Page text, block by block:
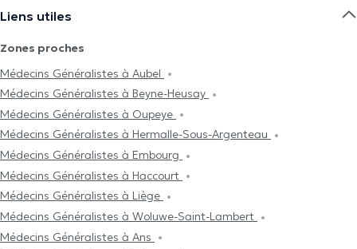
Liens utiles
Zones proches
Médecins Généralistes à Aubel
Médecins Généralistes à Beyne-Heusay
Médecins Généralistes à Oupeye
Médecins Généralistes à Hermalle-Sous-Argenteau
Médecins Généralistes à Embourg
Médecins Généralistes à Haccourt
Médecins Généralistes à Liège
Médecins Généralistes à Woluwe-Saint-Lambert
Médecins Généralistes à Ans